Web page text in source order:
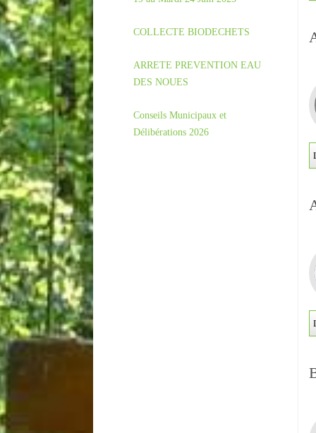
COLLECTE BIODECHETS
ARRETE PREVENTION EAU
DES NOUES
Conseils Municipaux et
Délibérations 2026